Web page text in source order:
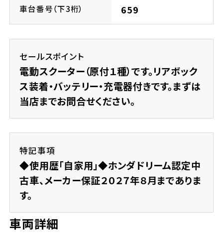
車台番号（下3桁） 659
セールスポイント
電動スクーター（原付１種）です。リアボック
ス装着・バッテリー・充電器付きです。まずは
当店までお問合せください。
特記事項
◆使用歴「自家用」◆ホンダドリーム認定中
古車、メーカー保証２０２７年８月までありま
す。
車両詳細
ホンダドリーム 新座
茨城県
ホンダドリーム 水戸北